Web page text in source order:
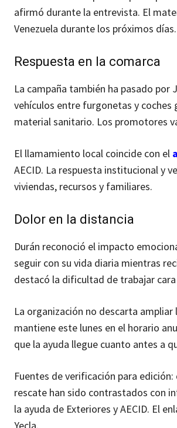
afirmó durante la entrevista. El
Venezuela durante los próximos días.
Respuesta en la comarca
La campaña también ha pasado
vehículos entre furgonetas y coches
material sanitario. Los promotores
El llamamiento local coincide con el
AECID. La respuesta institucional y
viviendas, recursos y familiares.
Dolor en la distancia
Durán reconoció el impacto
seguir con su vida diaria mientras
destacó la dificultad de trabajar
La organización no descarta
mantiene este lunes en el horario
que la ayuda llegue cuanto antes a
Fuentes de verificación para
rescate han sido contrastados con
la ayuda de Exteriores y AECID. El